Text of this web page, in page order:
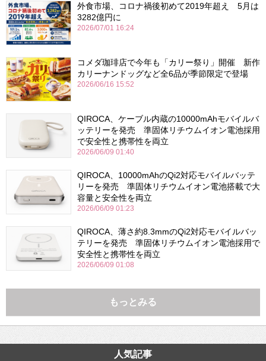
外食市場、コロナ禍後初めて2019年超え 5月は
3282億円に
2026/07/01 16:24
コメダ珈琲店で今年も「カリー祭り」開催 新作
カリーナンドッグなど全6品が季節限定で登場
2026/06/16 15:52
QIROCA、ケーブル内蔵の10000mAhモバイルバ
ッテリーを発売 準固体リチウムイオン電池採用
で安全性と携帯性を両立
2026/06/09 01:40
QIROCA、10000mAhのQi2対応モバイルバッテ
リーを発売 準固体リチウムイオン電池搭載で大
容量と安全性を両立
2026/06/09 01:23
QIROCA、薄さ約8.3mmのQi2対応モバイルバッ
テリーを発売 準固体リチウムイオン電池採用で
安全性と携帯性を両立
2026/06/09 01:08
もっとみる
人気記事